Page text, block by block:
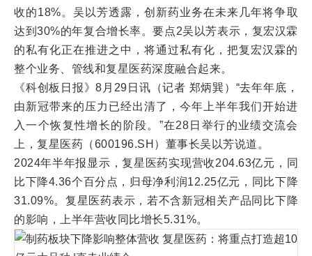
收的18%。吴以芳透露，创新药业务在未来几年将争取
达到30%的年复合增长率。要点2吴以芳表示，复宏汉霖
的私有化正在推进之中，将通过私有化，把复宏汉霖的
整个业务、管线和复星医药深度融合起来。
《科创板日报》8月29日讯（记者 郑炳巽）“去年年底，
由新冠带来的压力已经出清了，今年上半年我们开始进
入一个恢复性增长的阶段。”在28日举行的业绩交流会
上，复星医药（600196.SH）董事长吴以芳说道。
2024年半年报显示，复星医药实现营收204.63亿元，同
比下降4.36个百分点，归母净利润12.25亿元，同比下降
31.09%。复星医药表示，若不含新冠相关产品同比下降
的影响，上半年营收同比增长5.31%。